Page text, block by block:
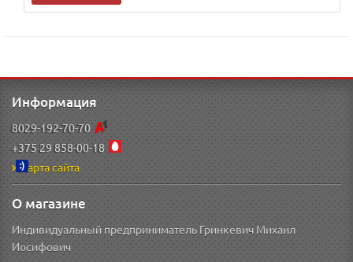
Информация
8029-192-70-70
+375 29 858-00-18
Карта сайта
О магазине
Индивидуальный предприниматель Гринкевич Михаил
Иосифович